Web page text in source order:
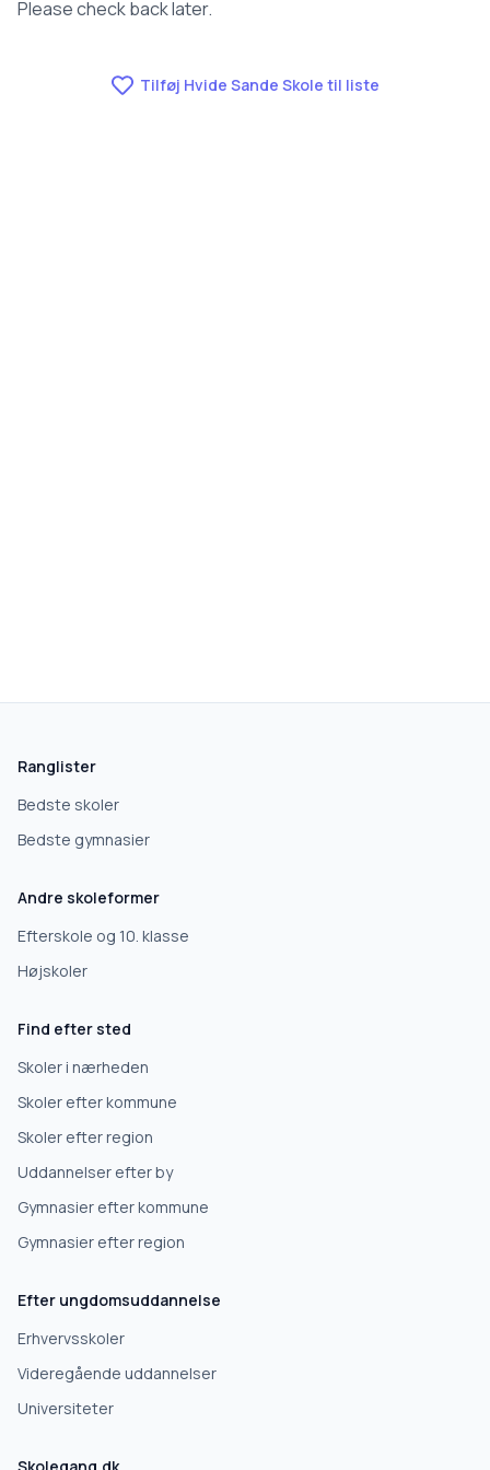
Please check back later.
Tilføj Hvide Sande Skole til liste
Hvad leder du efter?
Grundskole
10. klasse
Erhvervsuddannelse
Videregående uddannelse
Ranglister
Bedste skoler
Bedste gymnasier
Andre skoleformer
Efterskole og 10. klasse
Højskoler
Find efter sted
Skoler i nærheden
Skoler efter kommune
Skoler efter region
Uddannelser efter by
Gymnasier efter kommune
Gymnasier efter region
Efter ungdomsuddannelse
Erhvervsskoler
Videregående uddannelser
Universiteter